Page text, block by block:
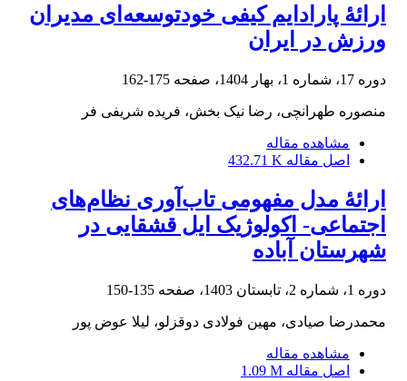
ارائۀ پارادایم کیفی خودتوسعه‌ای مدیران
ورزش در ایران
دوره 17، شماره 1، بهار 1404، صفحه 175-162
منصوره طهرانچی، رضا نیک بخش، فریده شریفی فر
مشاهده مقاله
اصل مقاله 432.71 K
ارائۀ مدل مفهومی تاب‌آوری نظام‌های
اجتماعی- اکولوژیک ایل قشقایی در
شهرستان آباده
دوره 1، شماره 2، تابستان 1403، صفحه 135-150
محمدرضا صیادی، مهین فولادی دوقزلو، لیلا عوض پور
مشاهده مقاله
اصل مقاله 1.09 M